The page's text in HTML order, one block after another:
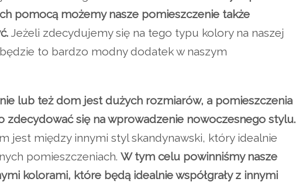
pomocą możemy nasze pomieszczenie także
Jeżeli zdecydujemy się na tego typu kolory na naszej
to bardzo modny dodatek w naszym
lub też dom jest dużych rozmiarów, a pomieszczenia
zdecydować się na wprowadzenie nowoczesnego stylu.
jest między innymi styl skandynawski, który idealnie
pomieszczeniach. W tym celu powinniśmy nasze
kolorami, które będą idealnie współgrały z innymi